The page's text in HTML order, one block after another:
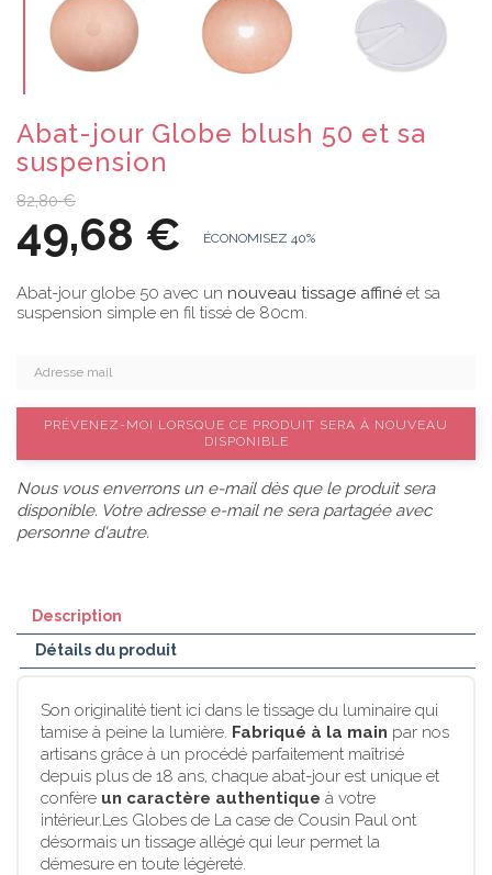
Abat-jour Globe blush 50 et sa
suspension
82,80 €
49,68 € ÉCONOMISEZ 40%
Abat-jour globe 50 avec un nouveau tissage affiné et sa
suspension simple en fil tissé de 80cm.
PRÉVENEZ-MOI LORSQUE CE PRODUIT SERA À NOUVEAU
DISPONIBLE
Nous vous enverrons un e-mail dès que le produit sera
disponible. Votre adresse e-mail ne sera partagée avec
personne d'autre.
Description
Détails du produit
Son originalité tient ici dans le tissage du luminaire qui
tamise à peine la lumière. Fabriqué à la main par nos
artisans grâce à un procédé parfaitement maîtrisé
depuis plus de 18 ans, chaque abat-jour est unique et
confère un caractère authentique à votre
intérieur.Les Globes de La case de Cousin Paul ont
désormais un tissage allégé qui leur permet la
démesure en toute légèreté.